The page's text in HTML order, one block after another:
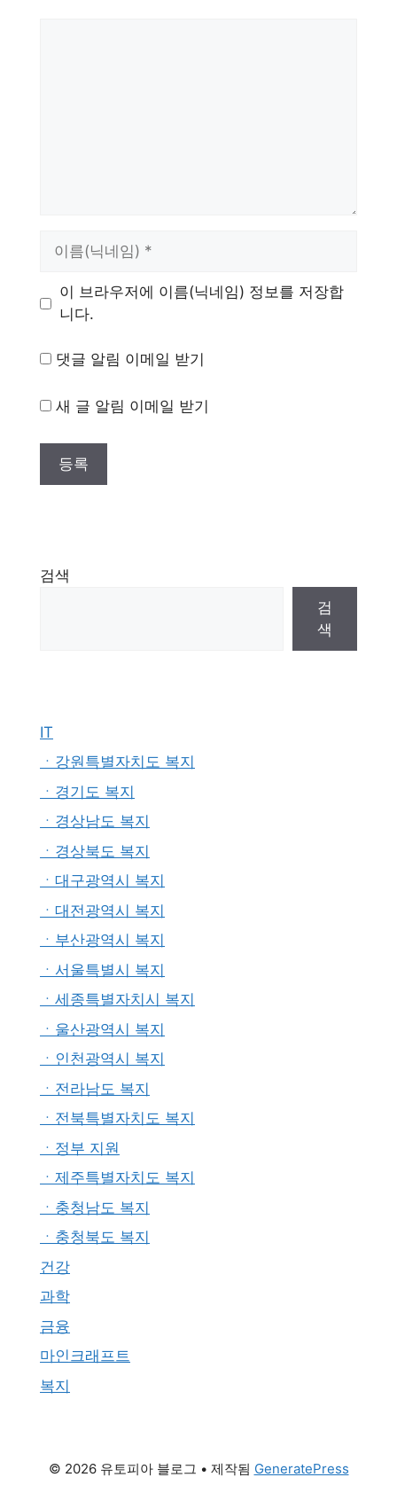
이 브라우저에 이름(닉네임) 정보를 저장합
니다.
댓글 알림 이메일 받기
새 글 알림 이메일 받기
검색
검
색
IT
ㆍ강원특별자치도 복지
ㆍ경기도 복지
ㆍ경상남도 복지
ㆍ경상북도 복지
ㆍ대구광역시 복지
ㆍ대전광역시 복지
ㆍ부산광역시 복지
ㆍ서울특별시 복지
ㆍ세종특별자치시 복지
ㆍ울산광역시 복지
ㆍ인천광역시 복지
ㆍ전라남도 복지
ㆍ전북특별자치도 복지
ㆍ정부 지원
ㆍ제주특별자치도 복지
ㆍ충청남도 복지
ㆍ충청북도 복지
건강
과학
금융
마인크래프트
복지
© 2026 유토피아 블로그 • 제작됨 GeneratePress